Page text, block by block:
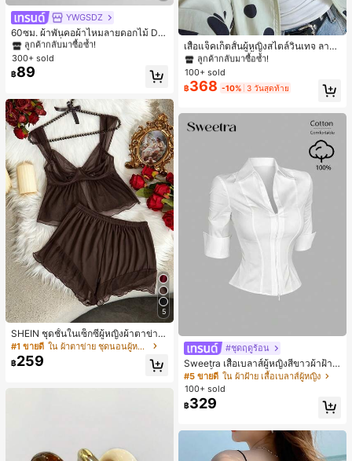
YWGSDZ
60ซม. ผ้าพันคอผ้าไหมลายดอกไม้ Dit
sy สีเบจ, เครื่องประดับใหม่สำหรับผู้หญิ
งฤดูใบไม้ผลิ/ฤดูใบไม้ร่วง, ผ้าพันคอผืน
บางอเนกประสงค์หรูหรา
#1 ขายดี
ใน สีเบจ ผ้าพันคอทรงสี่เหลี่ยมและผ้าพันคอสำหรับผู้
ลูกค้ากลับมาซื้อซ้ำ!
#1 ขายดี
ใน สีเบจ ผ้าพันคอทรงสี่เหลี่ยมและผ้าพันคอสำหรับผู้
ลูกค้ากลับมาซื้อซ้ำ!
#1 ขายดี
ใน สีเบจ ผ้าพันคอทรงสี่เหลี่ยมและผ้าพันคอสำหรับผู้
ลูกค้ากลับมาซื้อซ้ำ!
#1 ขายดี
ลูกค้ากลับมาซื้อซ้ำ!
300+ sold
฿89
5
SHEIN ชุดชั้นในเซ็กซี่ผู้หญิงผ้าตาข่าย
มีโครงคัพบาง
#1 ขายดี ใน ผ้าตาข่าย ชุดนอนผู้หญิง
฿259
เสื้อแจ็คเก็ตสั้นผู้หญิงสไตล์วินเทจ ลายจุ
ดขนาดใหญ่ คอตั้ง เอวเข้ารูป แขนพอง
ทรงหลวม แฟชั่นอเนกประสงค์ สำหรับใ
ส่ประจำวันและไปเที่ยวพักผ่อน
#1 ขายดี ใน กระเป๋า เสื้อคลุมลำลอง
ลูกค้ากลับมาซื้อซ้ำ!
#1 ขายดี ใน กระเป๋า เสื้อคลุมลำลอง
ลูกค้ากลับมาซื้อซ้ำ!
#1 ขายดี ใน กระเป๋า เสื้อคลุมลำลอง
ลูกค้ากลับมาซื้อซ้ำ!
#1 ขายดี ใน กระเป๋า เสื้อคลุมลำลอง
ลูกค้ากลับมาซื้อซ้ำ!
100+ sold
฿368 -10% 3 วันสุดท้าย
#ชุดฤดูร้อน
Sweetra เสื้อเบลาส์ผู้หญิงสีขาวผ้าฝ้าย
บริสุทธิ์ ทรงสลิมฟิต สไตล์มินิมอล สำหรั
บใส่ไปทำงานออฟฟิศและเดินทาง ดีไซ
น์หรูหรา ลุคสมาร์ท แขนสั้น คอวี ซิปคู่
รุ่นใหม่
#5 ขายดี ใน ผ้าฝ้าย เสื้อเบลาส์ผู้หญิง
100+ sold
฿329